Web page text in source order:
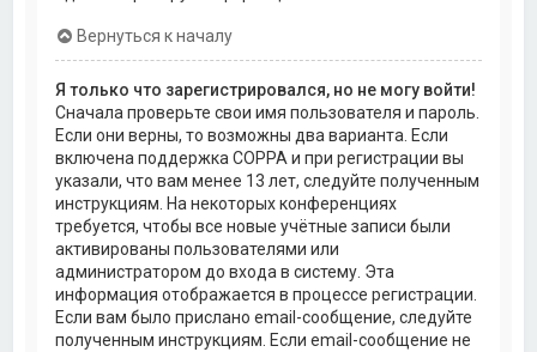
Вернуться к началу
Я только что зарегистрировался, но не могу войти!
Сначала проверьте свои имя пользователя и пароль.
Если они верны, то возможны два варианта. Если
включена поддержка COPPA и при регистрации вы
указали, что вам менее 13 лет, следуйте полученным
инструкциям. На некоторых конференциях
требуется, чтобы все новые учётные записи были
активированы пользователями или
администратором до входа в систему. Эта
информация отображается в процессе регистрации.
Если вам было прислано email-сообщение, следуйте
полученным инструкциям. Если email-сообщение не